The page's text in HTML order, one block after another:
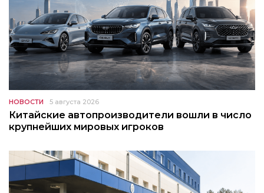
НОВОСТИ 5 августа 2026
Китайские автопроизводители вошли в число
крупнейших мировых игроков